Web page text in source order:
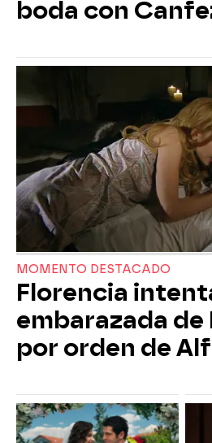
boda con
MOMENTO DESTACADO
Florencia
embarazada de
por orden de